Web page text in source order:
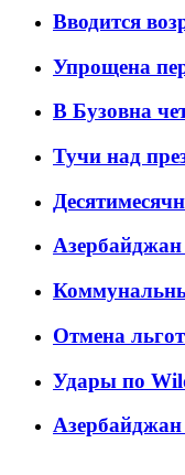
Вводится
Упрощена
В Бузовна
Тучи над
Азербайджан
Отмена
Удары по
Азербайджан